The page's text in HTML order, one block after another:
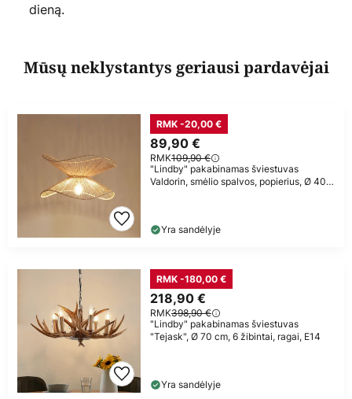
dieną.
Mūsų neklystantys geriausi pardavėjai
89,90 €
RMK109,90 €
RMK -20,00 €
"Lindby" pakabinamas šviestuvas
Valdorin, smėlio spalvos, popierius, Ø 40
Yra sandėlyje
218,90 €
RMK398,90 €
RMK -180,00 €
"Lindby" pakabinamas šviestuvas
"Tejask", Ø 70 cm, 6 žibintai, ragai, E14
Yra sandėlyje